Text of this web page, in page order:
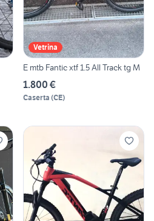
Vetrina
E mtb Fantic xtf 1.5 All Track tg M
1.800 €
Caserta (CE)